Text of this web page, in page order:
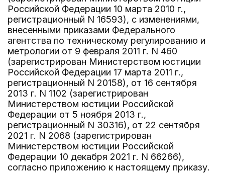
Российской Федерации 10 марта 2010 г.,
регистрационный N 16593), с изменениями,
внесенными приказами Федерального
агентства по техническому регулированию и
метрологии от 9 февраля 2011 г. N 460
(зарегистрирован Министерством юстиции
Российской Федерации 17 марта 2011 г.,
регистрационный N 20158), от 16 сентября
2013 г. N 1102 (зарегистрирован
Министерством юстиции Российской
Федерации от 5 ноября 2013 г.,
регистрационный N 30316), от 22 сентября
2021 г. N 2068 (зарегистрирован
Министерством юстиции Российской
Федерации 10 декабря 2021 г. N 66266),
согласно приложению к настоящему приказу.